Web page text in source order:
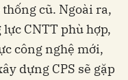
cũ. Ngoài ra,
CNTT phù hợp,
công nghệ mới,
dựng CPS sẽ gặp